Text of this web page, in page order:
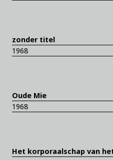
zonder titel
1968
Oude Mie
1968
Het korporaalschap van